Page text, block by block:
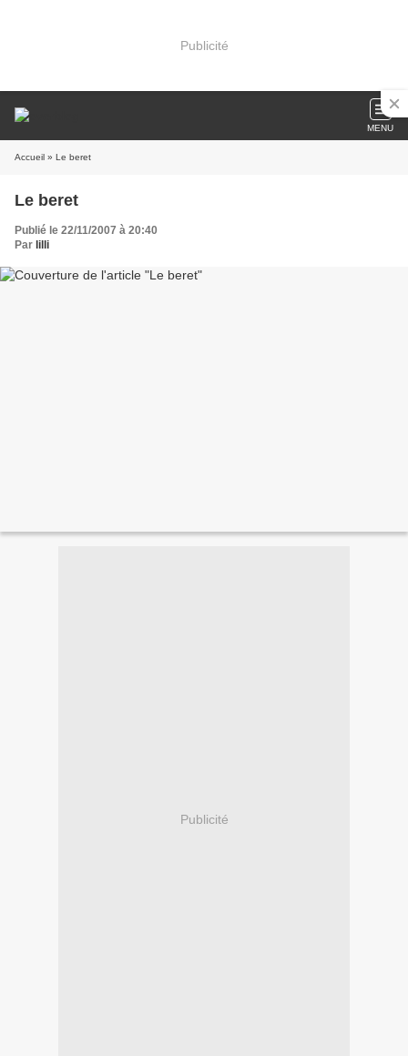
Publicité
MENU
Accueil » Le beret
Le beret
Publié le 22/11/2007 à 20:40
Par lilli
Publicité